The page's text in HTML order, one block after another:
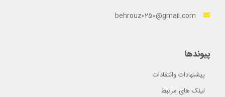
behrouz0250@gmail.com
پیوندها
پیشنهادات وانتقادات
لینک های مرتبط